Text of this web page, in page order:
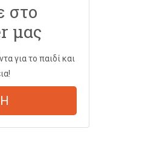
στο
μας
για το παιδί και